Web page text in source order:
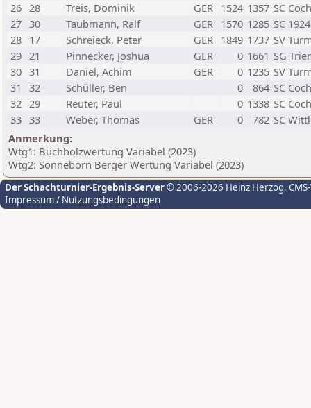
26 28 Treis, Dominik GER 1524 1357 SC
27 30 Taubmann, Ralf GER 1570 1285 SC
28 17 Schreieck, Peter GER 1849 1737 SV
29 21 Pinnecker, Joshua GER 0 1661 SG
30 31 Daniel, Achim GER 0 1235 SV
31
32 Schüller, Ben 0 864 SC
32 29 Reuter, Paul 0 1338 SC
33 33 Weber, Thomas GER 0 782 SC
Anmerkung:
Wtg1: Buchholzwertung Variabel (2023)
Wtg2: Sonneborn Berger Wertung Variabel (2023)
Der Schachturnier-Ergebnis-Server© 2006-2026 Heinz Herzog,
Impressum / Nutzungsbedingungen